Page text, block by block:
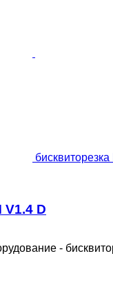
V1.4 D
-